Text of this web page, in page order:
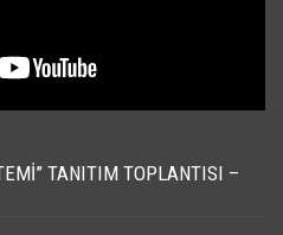
TANITIM TOPLANTISI –